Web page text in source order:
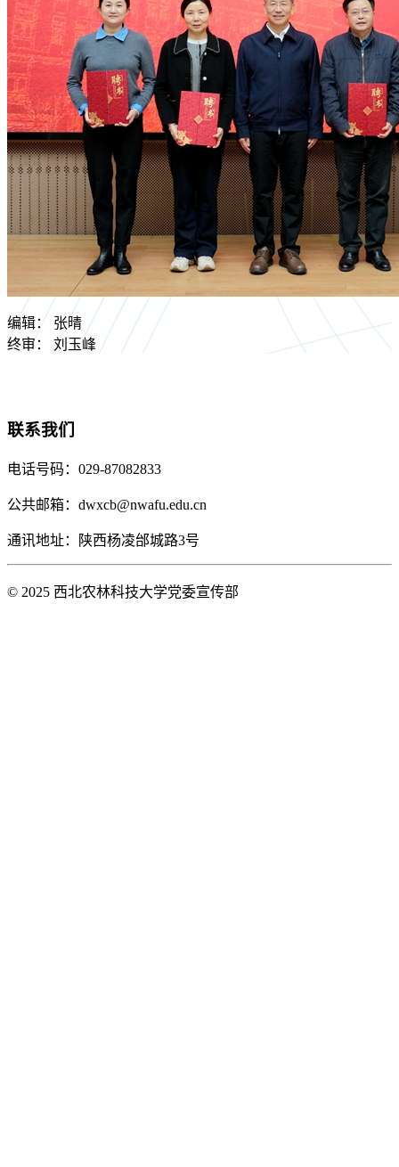
编辑： 张晴
终审：
刘玉峰
联系我们
电话号码：029-87082833
公共邮箱：dwxcb@nwafu.edu.cn
通讯地址：陕西杨凌邰城路3号
© 2025 西北农林科技大学党委宣传部